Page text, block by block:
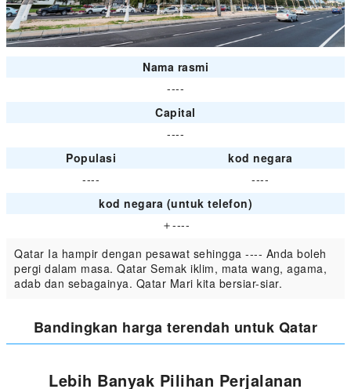
Nama rasmi
----
Capital
----
Populasi
kod negara
----
----
kod negara (untuk telefon)
＋----
Qatar Ia hampir dengan pesawat sehingga ---- Anda boleh
pergi dalam masa. Qatar Semak iklim, mata wang, agama,
adab dan sebagainya. Qatar Mari kita bersiar-siar.
Bandingkan harga terendah untuk Qatar
Lebih Banyak Pilihan Perjalanan